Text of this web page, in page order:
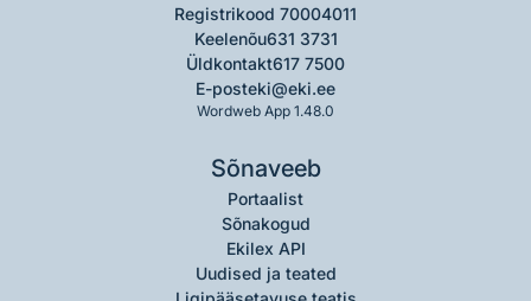
Registrikood 70004011
Keelenõu631 3731
Üldkontakt617 7500
E-posteki@eki.ee
Wordweb App 1.48.0
Sõnaveeb
Portaalist
Sõnakogud
Ekilex API
Uudised ja teated